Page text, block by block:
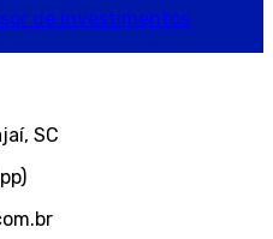
de investimentos
SC